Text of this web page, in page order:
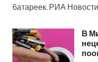
батареек. РИА
В